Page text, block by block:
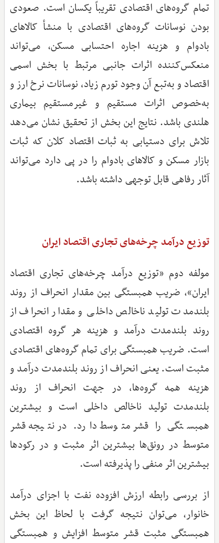
تمام گروه‌های اقتصادی تقریباً یکسان است. صعودی
بودن نوسانات گروه‌های اقتصادی با منشأ کالاهای
بادوام و هزینه اجاره احتسابی مسکن، می‌تواند
منعکس‌کننده اثرات جانبی مرتبط با بخش اسمی
اقتصاد و به‌تبع آن وجود تورم زیاد، نوسانات نرخ ارز و
به‌خصوص اثرات مستقیم و غیرمستقیم بیماری
هلندی باشد. نتایج این بخش از تحقیق نشان می‌دهد
تلاش برای دستیابی به ثبات اقتصاد کلان که ثبات
بازار مسکن و کالاهای بادوام را در پی دارد می‌تواند
آثار رفاهی قابل ‌توجهی داشته باشد.
توزیع درآمد چرخه‌های تجاری اقتصاد ایران
مولفه دوم «توزیع درآمد چرخه‌های تجاری اقتصاد
ایران»، ضریب همبستگی بین مقدار انحراف از روند
بلندمدت تولید ناخالص داخلی و مقدار انحراف از
روند بلندمدت درآمد و هزینه هر گروه اقتصادی
است. ضریب همبستگی برای تمام گروه‌های اقتصادی
مثبت است. یعنی انحراف از روند بلندمدت درآمد و
هزینه همه گروه‌ها، در جهت انحراف از روند
بلندمدت تولید ناخالص داخلی است و بیشترین
همبستگی را قشر متوسط دارد. در نتیجه قشر
متوسط در رونق‌ها بیشترین اثر مثبت و در رکودها
بیشترین اثر منفی را پذیرفته است.
از بررسی رابطه ارزش افزوده نفت با اجزای درآمد
خانوار، می‌توان نتیجه گرفت با لحاظ این بخش
همبستگی مثبت قشر متوسط افزایش و همبستگی